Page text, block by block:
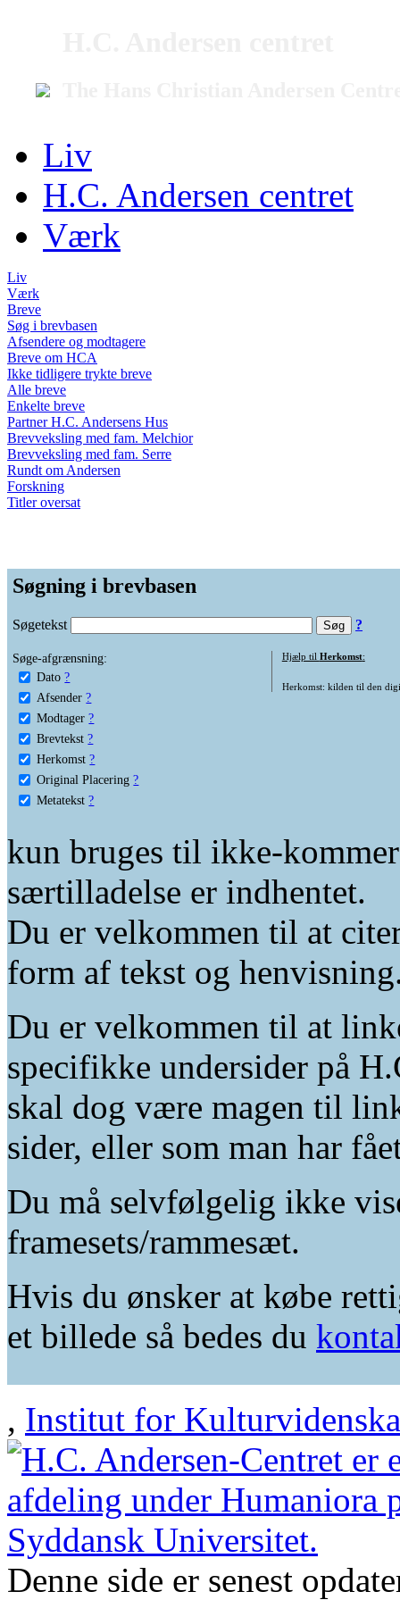
Liv
H.C. Andersen centret
Værk
Liv
Værk
Breve
Søg i brevbasen
Afsendere og modtagere
Breve om HCA
Ikke tidligere trykte breve
Alle breve
Enkelte breve
Partner H.C. Andersens Hus
Brevveksling med fam. Melchior
Brevveksling med fam. Serre
Rundt om Andersen
Forskning
Titler oversat
Søgning i brevbasen
Søgetekst ?
Søge-afgrænsning:
Dato ?
Afsender ?
Modtager ?
Brevtekst ?
Herkomst ?
Original Placering ?
Metatekst ?
Hjælp til Herkomst:
Herkomst: kilden til den
kun bruges til ikke-
særtilladelse er indhentet.
Du er velkommen til at
form af tekst og
Du er velkommen til at
specifikke undersider på
skal dog være magen til
sider, eller som man har
Du må selvfølgelig ikke
framesets/rammesæt.
Hvis du ønsker at købe
et billede så bedes du
, Institut for
Denne side er senest